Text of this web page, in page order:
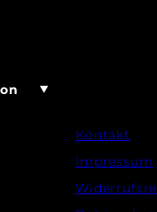
Kontakt
Impressum